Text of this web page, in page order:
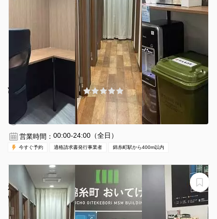
¥660 〜 ¥660 /時間
(0件)
錦糸町駅 徒歩3分東京都墨田区江東橋3-8-11
30分〜
営業時間： 00:00-24:00（全日）
今すぐ予約 適格請求書発行事業者 錦糸町駅から400m以内
【錦糸町駅から徒歩1分】モニター・フリードリンク付き
2名完全個室（ブース12）※予約時間前は入室不可
いいオフィス錦糸町